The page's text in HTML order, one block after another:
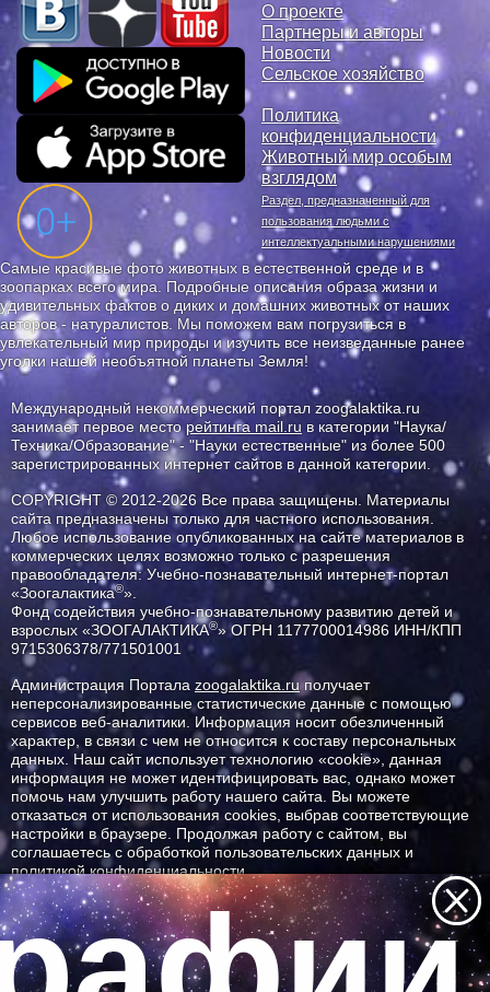
О проекте
Партнеры и авторы
Новости
Сельское хозяйство
Политика
конфиденциальности
Животный мир особым
взглядом
Раздел, предназначенный для
пользования людьми с
интеллектуальными нарушениями
Самые красивые фото животных в естественной среде и в
зоопарках всего мира. Подробные описания образа жизни и
удивительных фактов о диких и домашних животных от наших
авторов - натуралистов. Мы поможем вам погрузиться в
увлекательный мир природы и изучить все неизведанные ранее
уголки нашей необъятной планеты Земля!
Международный некоммерческий портал zoogalaktika.ru
занимает первое месторейтинга mail.ru в категории "Наука/
Техника/Образование" - "Науки естественные" из более 500
зарегистрированных интернет сайтов в данной категории.
COPYRIGHT © 2012-2026 Все права защищены. Материалы
сайта предназначены только для частного использования.
Любое использование опубликованных на сайте материалов в
коммерческих целях возможно только с разрешения
правообладателя: Учебно-познавательный интернет-портал
«Зоогалактика®».
Фонд содействия учебно-познавательному развитию детей и
взрослых «ЗООГАЛАКТИКА®» ОГРН 1177700014986 ИНН/КПП
9715306378/771501001
Администрация Портала zoogalaktika.ruполучает
неперсонализированные статистические данные с помощью
сервисов веб-аналитики. Информация носит обезличенный
характер, в связи с чем не относится к составу персональных
данных. Наш сайт использует технологию «cookie», данная
информация не может идентифицировать вас, однако может
помочь нам улучшить работу нашего сайта. Вы можете
отказаться от использования cookies, выбрав соответствующие
настройки в браузере. Продолжая работу с сайтом, вы
соглашаетесь с обработкой пользовательских данных и
политикой конфиденциальности.
ID ресурса: 7375